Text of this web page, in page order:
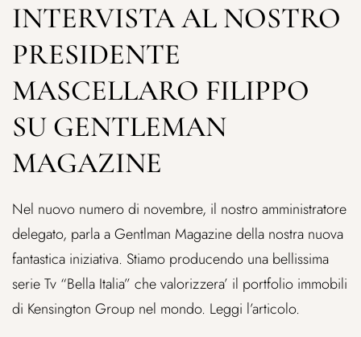
INTERVISTA AL NOSTRO
PRESIDENTE
MASCELLARO FILIPPO
SU GENTLEMAN
MAGAZINE
Nel nuovo numero di novembre, il nostro amministratore
delegato, parla a Gentlman Magazine della nostra nuova
fantastica iniziativa. Stiamo producendo una bellissima
serie Tv “Bella Italia” che valorizzera’ il portfolio immobili
di Kensington Group nel mondo. Leggi l’articolo.